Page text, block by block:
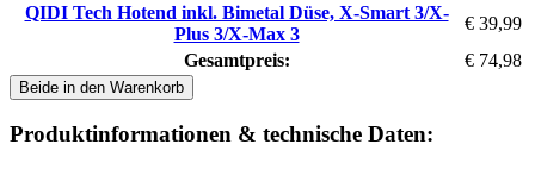
QIDI Tech Hotend inkl. Bimetal Düse, X-Smart 3/X-
Plus 3/X-Max 3
€ 39,99
Gesamtpreis:
€ 74,98
Beide in den Warenkorb
Produktinformationen & technische Daten: